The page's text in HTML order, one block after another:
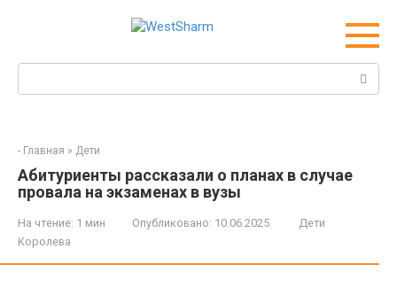
- Главная » Дети
Абитуриенты рассказали о планах в случае
провала на экзаменах в вузы
На чтение: 1 мин Опубликовано: 10.06.2025
Дети
Королева